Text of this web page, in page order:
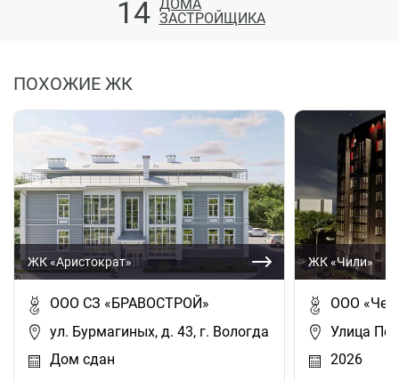
14 ДОМА
ЗАСТРОЙЩИКА
ПОХОЖИЕ ЖК
ЖК «Аристократ»
ООО СЗ «БРАВОСТРОЙ»
ул. Бурмагиных, д. 43, г. Вологда
Дом сдан
ЖК «Чили»
ООО
Улица
2026